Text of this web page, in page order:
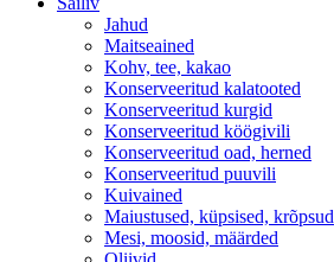
Jahud
Maitseained
Kohv, tee, kakao
Konserveeritud kalatooted
Konserveeritud kurgid
Konserveeritud köögivili
Konserveeritud oad, herned
Konserveeritud puuvili
Kuivained
Maiustused, küpsised, krõpsud
Mesi, moosid, määrded